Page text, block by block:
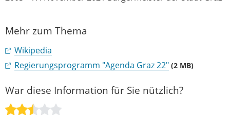
Mehr zum Thema
Wikipedia
Regierungsprogramm "Agenda Graz 22" (2 MB)
War diese Information für Sie nützlich?